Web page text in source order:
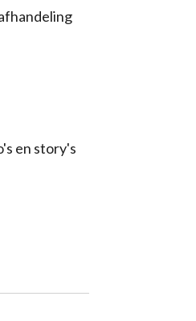
en story's